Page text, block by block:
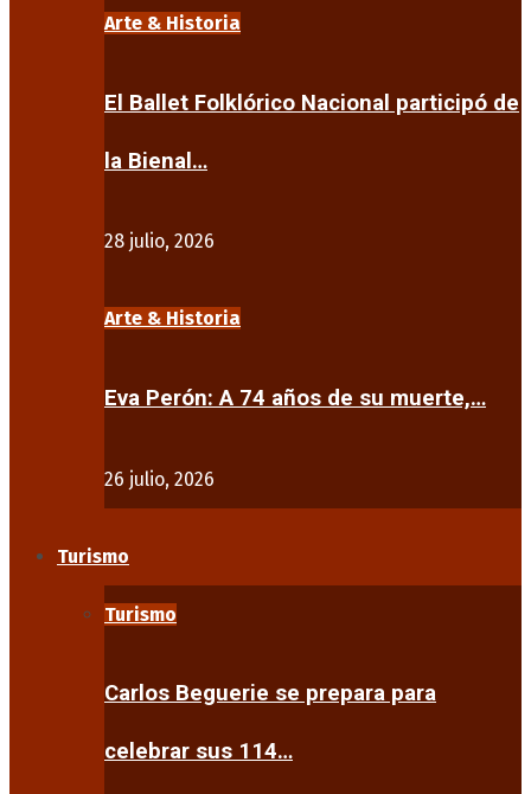
Arte & Historia
El Ballet Folklórico Nacional participó de
la Bienal…
28 julio, 2026
Arte & Historia
Eva Perón: A 74 años de su muerte,…
26 julio, 2026
Turismo
Turismo
Carlos Beguerie se prepara para
celebrar sus 114…